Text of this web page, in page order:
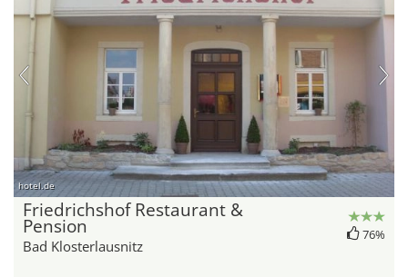
hotel.de
Friedrichshof Restaurant &
Pension
Bad Klosterlausnitz
76%